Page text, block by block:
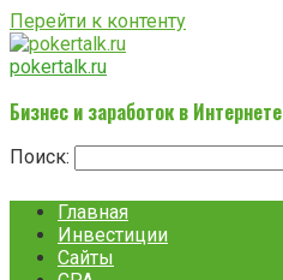
Перейти к контенту
pokertalk.ru
Бизнес и заработок в Интернете
Поиск:
Главная
Инвестиции
Сайты